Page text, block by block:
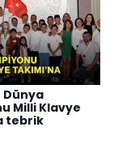
Dünya
Milli Klavye
tebrik